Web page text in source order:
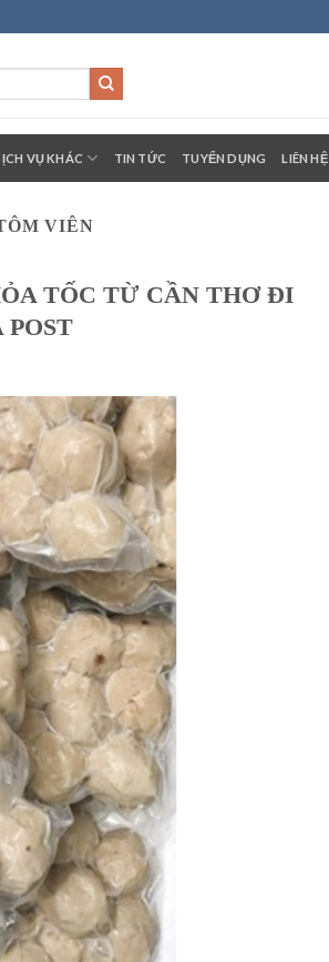
VỤ KHÁC TIN TỨC TUYỂN DỤNG LIÊN HỆ
VIÊN
TỐC TỪ CẦN THƠ ĐI